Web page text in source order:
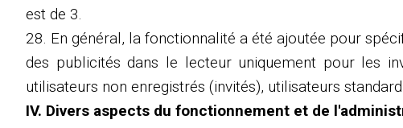
est de 3.
28. En général, la fonctionnalité a été ajoutée pour
des publicités dans le lecteur uniquement pour les
utilisateurs non enregistrés (invités), utilisateurs
IV. Divers aspects du fonctionnement et de